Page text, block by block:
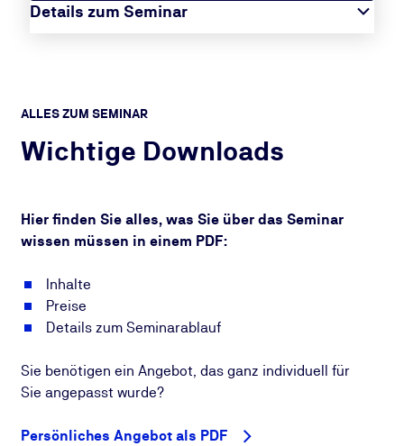
Details zum Seminar
ALLES ZUM SEMINAR
Wichtige Downloads
Hier finden Sie alles, was Sie über das Seminar
wissen müssen in einem PDF:
Inhalte
Preise
Details zum Seminarablauf
Sie benötigen ein Angebot, das ganz individuell für
Sie angepasst wurde?
Persönliches Angebot als PDF